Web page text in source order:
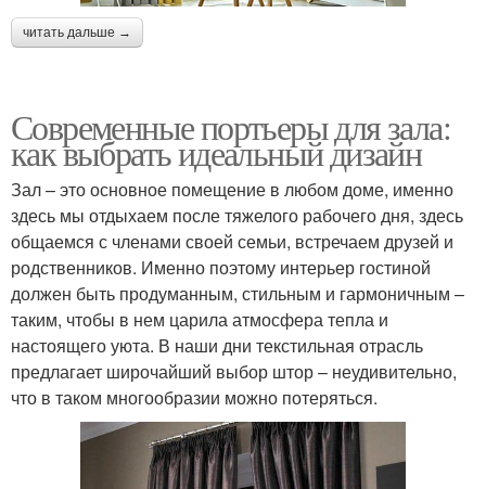
читать дальше →
Современные портьеры для зала:
как выбрать идеальный дизайн
Зал – это основное помещение в любом доме, именно
здесь мы отдыхаем после тяжелого рабочего дня, здесь
общаемся с членами своей семьи, встречаем друзей и
родственников. Именно поэтому интерьер гостиной
должен быть продуманным, стильным и гармоничным –
таким, чтобы в нем царила атмосфера тепла и
настоящего уюта. В наши дни текстильная отрасль
предлагает широчайший выбор штор – неудивительно,
что в таком многообразии можно потеряться.